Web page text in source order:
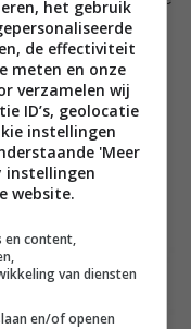
speciale knop om
aan
Ook de Nokia 4.2 is
voor Google
verschijnen in de
het gebruik
de effectiviteit
meten en onze
verzamelen wij
ID’s, geolocatie
instellingen
'Meer
instellingen
website.
en content,
van diensten
en/of openen